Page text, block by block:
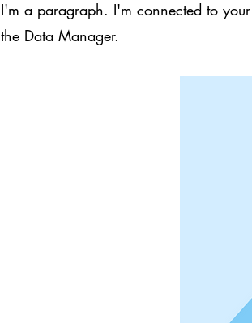
I'm a paragraph. I'm connected to
the Data Manager.